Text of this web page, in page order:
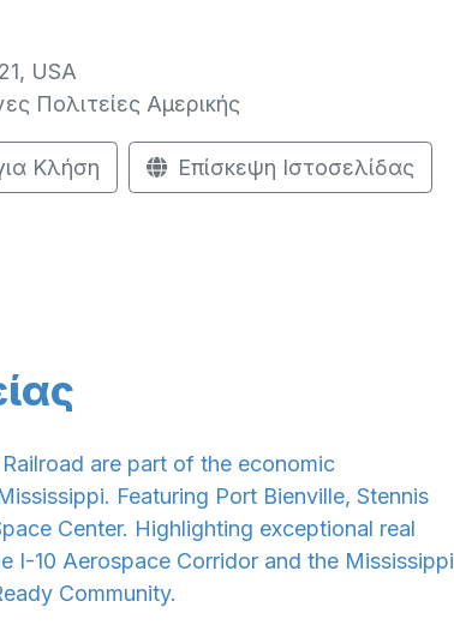
USA
Πολιτείες Αμερικής
Κλήση Επίσκεψη Ιστοσελίδας
are part of the economic
Featuring Port Bienville, Stennis
Center. Highlighting exceptional real
I-10 Aerospace Corridor and the Mississippi
Community.